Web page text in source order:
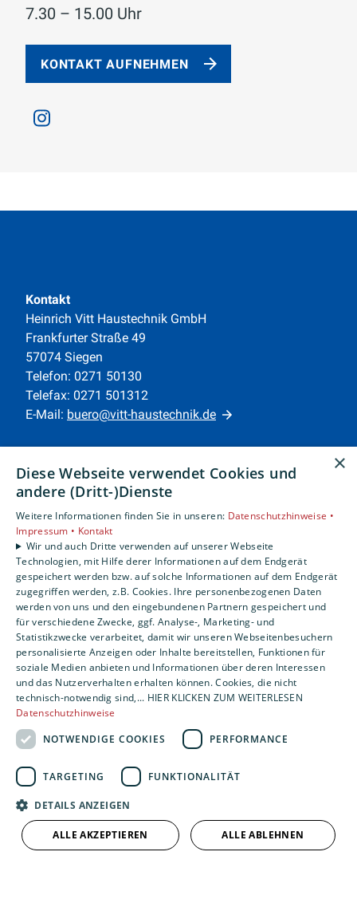
7.30 – 15.00 Uhr
KONTAKT AUFNEHMEN
Kontakt
Heinrich Vitt Haustechnik GmbH
Frankfurter Straße 49
57074 Siegen
Telefon: 0271 50130
Telefax: 0271 501312
E-Mail: buero@vitt-haustechnik.de
AGB
·Datenschutz ·Impressum
·
Barrierefreiheitserklärung
Leistungen
Privatkunden
Gewerbekunden
Karriere
Unternehmen
Standorte
Siegen
Um externe HTML-Inhalte anzuzeigen, benötigen
wir Ihre Einwilligung.
Weitere Informationen finden Sie in unserer
COOKIE-EINSTELLUNGEN ÖFFNEN
×
Diese Webseite verwendet Cookies und
andere (Dritt-)Dienste
Weitere Informationen finden Sie in unseren: Datenschutzhinweise •
Impressum • Kontakt
Wir und auch Dritte verwenden auf unserer Webseite
Technologien, mit Hilfe derer Informationen auf dem Endgerät
gespeichert werden bzw. auf solche Informationen auf dem Endgerät
zugegriffen werden, z.B. Cookies. Ihre personenbezogenen Daten
werden von uns und den eingebundenen Partnern gespeichert und
für verschiedene Zwecke, ggf. Analyse-, Marketing- und
Statistikzwecke verarbeitet, damit wir unseren Webseitenbesuchern
personalisierte Anzeigen oder Inhalte bereitstellen, Funktionen für
soziale Medien anbieten und Informationen über deren Interessen
und das Nutzerverhalten erhalten können. Cookies, die nicht
technisch-notwendig sind,... HIER KLICKEN ZUM WEITERLESEN
Datenschutzhinweise
NOTWENDIGE COOKIES
PERFORMANCE
TARGETING FUNKTIONALITÄT
DETAILS ANZEIGEN
ALLE AKZEPTIEREN ALLE ABLEHNEN